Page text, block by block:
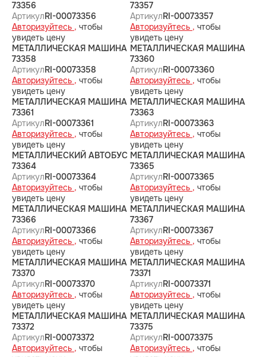
73356
АртикулRI-00073356
Авторизуйтесь , чтобы
увидеть цену
73357
АртикулRI-00073357
Авторизуйтесь , чтобы
увидеть цену
МЕТАЛЛИЧЕСКАЯ МАШИНА
73358
АртикулRI-00073358
Авторизуйтесь , чтобы
увидеть цену
МЕТАЛЛИЧЕСКАЯ МАШИНА
73360
АртикулRI-00073360
Авторизуйтесь , чтобы
увидеть цену
МЕТАЛЛИЧЕСКАЯ МАШИНА
73361
АртикулRI-00073361
Авторизуйтесь , чтобы
увидеть цену
МЕТАЛЛИЧЕСКАЯ МАШИНА
73363
АртикулRI-00073363
Авторизуйтесь , чтобы
увидеть цену
МЕТАЛЛИЧЕСКИЙ АВТОБУС
73364
АртикулRI-00073364
Авторизуйтесь , чтобы
увидеть цену
МЕТАЛЛИЧЕСКАЯ МАШИНА
73365
АртикулRI-00073365
Авторизуйтесь , чтобы
увидеть цену
МЕТАЛЛИЧЕСКАЯ МАШИНА
73366
АртикулRI-00073366
Авторизуйтесь , чтобы
увидеть цену
МЕТАЛЛИЧЕСКАЯ МАШИНА
73367
АртикулRI-00073367
Авторизуйтесь , чтобы
увидеть цену
МЕТАЛЛИЧЕСКАЯ МАШИНА
73370
АртикулRI-00073370
Авторизуйтесь , чтобы
увидеть цену
МЕТАЛЛИЧЕСКАЯ МАШИНА
73371
АртикулRI-00073371
Авторизуйтесь , чтобы
увидеть цену
МЕТАЛЛИЧЕСКАЯ МАШИНА
73372
АртикулRI-00073372
Авторизуйтесь , чтобы
МЕТАЛЛИЧЕСКАЯ МАШИНА
73375
АртикулRI-00073375
Авторизуйтесь , чтобы